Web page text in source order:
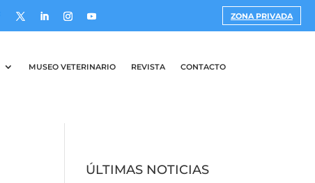
ZONA PRIVADA
MUSEO VETERINARIO REVISTA CONTACTO
ÚLTIMAS NOTICIAS